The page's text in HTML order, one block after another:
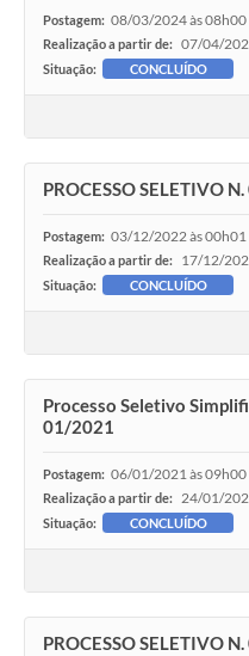
Postagem: 08/03/2024 às 08h00
Realização a partir de: 07/04/
Situação: CONCLUÍDO
PROCESSO SELETIVO
Postagem: 03/12/2022 às 00h01
Realização a partir de: 17/12/
Situação: CONCLUÍDO
Processo Seletivo
01/2021
Postagem: 06/01/2021 às 09h00
Realização a partir de: 24/01/
Situação: CONCLUÍDO
PROCESSO SELETIVO